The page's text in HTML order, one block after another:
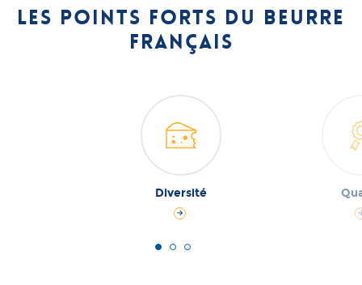
Les points forts du beurre
français
Diversité